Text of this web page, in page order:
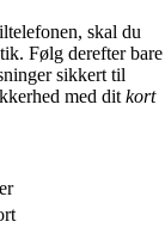
skal du
Følg derefter bare
sikkert til
med dit kort